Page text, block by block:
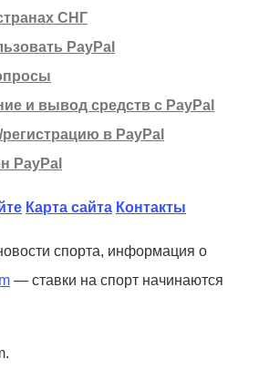
СНГ
PayPal
и вывод средств с PayPal
в PayPal
PayPal
Карта сайта Контакты
спорта, информация о
— ставки на спорт начинаются